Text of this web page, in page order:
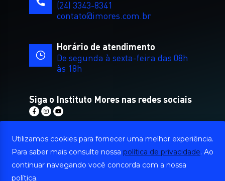
Utilizamos cookies para fornecer uma melhor experiência.
Para saber mais consulte nossa política de privacidade. Ao
continuar navegando você concorda com a nossa
política.
(24) 3343-8341
contato@imores.com.br
Horário de atendimento
De segunda à sexta-feira das 08h
às 18h
Siga o Instituto Mores nas redes sociais
Como chegar